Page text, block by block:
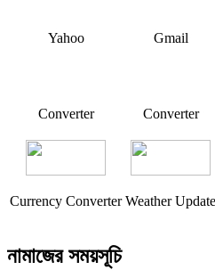
Yahoo Gmail
Converter Converter
Currency Converter Weather Update
নামাজের সময়সূচি